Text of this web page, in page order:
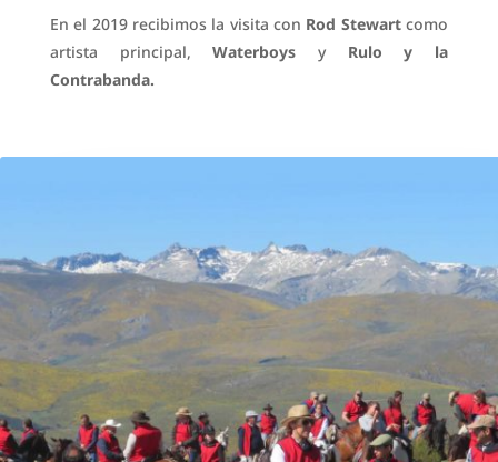
En el 2019 recibimos la visitacon Rod Stewartcomo
artista principal,Waterboys y Rulo y la
Contrabanda.